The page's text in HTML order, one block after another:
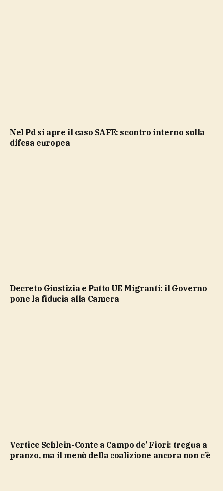
Nel Pd si apre il caso SAFE: scontro interno sulla
difesa europea
Decreto Giustizia e Patto UE Migranti: il Governo
pone la fiducia alla Camera
Vertice Schlein-Conte a Campo de’ Fiori: tregua a
pranzo, ma il menù della coalizione ancora non c’è